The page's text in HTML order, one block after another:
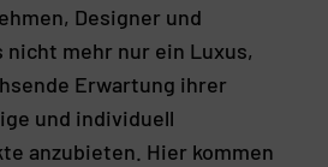
Designer und
nicht mehr nur ein Luxus,
Erwartung ihrer
und individuell
anzubieten. Hier kommen